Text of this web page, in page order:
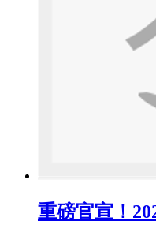
重磅官宣！